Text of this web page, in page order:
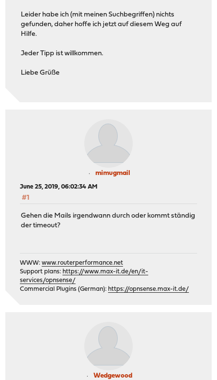
Leider habe ich (mit meinen Suchbegriffen) nichts
gefunden, daher hoffe ich jetzt auf diesem Weg auf
Hilfe.
Jeder Tipp ist willkommen.
Liebe Grüße
mimugmail
June 25, 2019, 06:02:34 AM
#1
Gehen die Mails irgendwann durch oder kommt ständig
der timeout?
WWW:www.routerperformance.net
Support plans: https://www.max-it.de/en/it-
services/opnsense/
Commercial Plugins (German): https://opnsense.max-it.de/
Wedgewood